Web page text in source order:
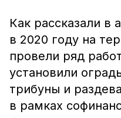
Как рассказали в
в 2020 году на
провели ряд
установили
трибуны и
в рамках